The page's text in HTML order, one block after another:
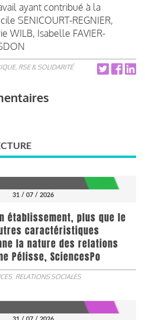
ayant contribué à la
SENICOURT-REGNIER,
WILB, Isabelle FAVIER-
RSE & SOLIDARITÉ
31 / 07 / 2026
établissement, plus que le
caractéristiques
la nature des relations
Pélisse, SciencesPo
RELATIONS SOCIALES